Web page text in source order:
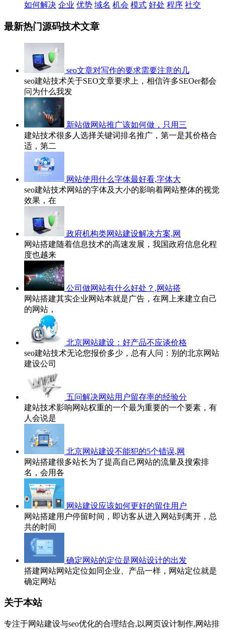
如何解决 企业 优势 域名 机会 模式 好处 程序 社交
最新热门源码技术文章
seo文章对写作的要求需要注意的几
seo建站技术关于SEO文章要求上，相信许多SEOer都会
问为什么我发
新站做网站推广该如何做，只用三
建站技术很多人选择关键词排名推广，第一是其价格合
适，第二
网站使用什么字体最好看,字体大
seo建站技术网站的字体及大小的影响着网站整体的视觉
效果，在
政府机构类网站建设解决方案,网
网站搭建随着信息技术的高速发展，我国政府信息化程
度也越来
公司做网站有什么好处？,网站搭
网站搭建其实企业网站本就是广告，在网上来建立自己
的网站，
北京网站建设：好产品不应谈价格
seo建站技术无论您报价多少，总有人问：别的北京网站
建设公司
五问解决网站用户留存率的经验分
建站技术影响网站权重的一个最为重要的一个要素，有
人会说是
北京网站建设不能犯的5个错误,网
网站搭建很多站长为了提高自己网站的流量及搜索排
名，会用各
网站建设应该如何更好的留住用户
网站搭建用户停留时间，即访客从进入网站到离开，总
共的时间
确定网站的定位是网站设计的出发
搭建网站网站定位如同企业、产品一样，网站定位就是
确定网站
关于本站
专注于网站建设与seo优化的合理结合,以网页设计制作,网站排